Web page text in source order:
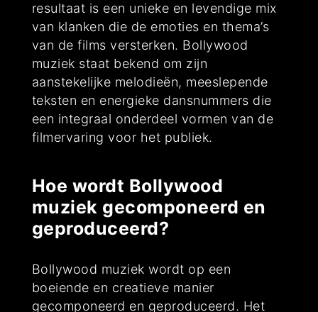
resultaat is een unieke en levendige mix
van klanken die de emoties en thema’s
van de films versterken. Bollywood
muziek staat bekend om zijn
aanstekelijke melodieën, meeslepende
teksten en energieke dansnummers die
een integraal onderdeel vormen van de
filmervaring voor het publiek.
Hoe wordt Bollywood
muziek gecomponeerd en
geproduceerd?
Bollywood muziek wordt op een
boeiende en creatieve manier
gecomponeerd en geproduceerd. Het